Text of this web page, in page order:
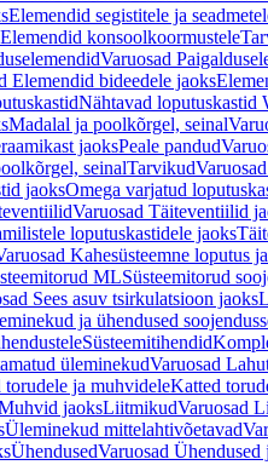
Elemendid segistitele ja
Elemendid konsoolkoormustele
Varuosad
Elemendid bideedele jaoks
Nähtavad loputuskastid
Madalal ja poolkõrgel, seinal
jaoksPeale pandud
seinalTarvikud
jaoksOmega varjatud
Varuosad Täiteventiilid
loputuskastidele jaoks
Kahesüsteemne loputus
MLSüsteemitorud
Sees asuv tsirkulatsioon jaoks
ja ühendused
Süsteemitihendid
üleminekudVaruosad
torudele ja muhvideleKatted
jaoksLiitmikudVaruosad
Üleminekud mittelahtivõetavad
ÜhendusedVaruosad Ühendused